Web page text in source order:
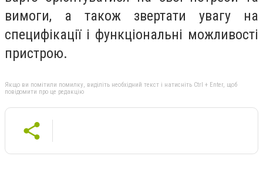
вимоги, а також звертати увагу на
специфікації і функціональні можливості
пристрою.
Якщо ви помітили помилку, виділіть необхідний текст і натисніть Ctrl + Enter, щоб
повідомити про це редакцію